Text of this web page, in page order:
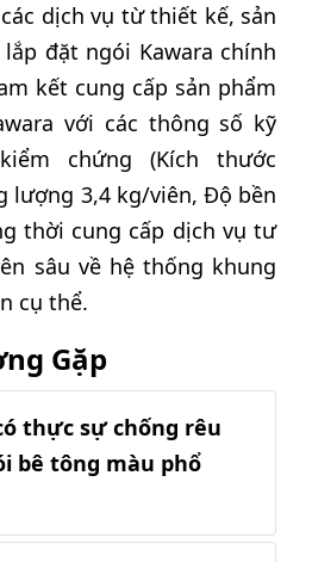
dịch vụ từ thiết kế, sản
đặt ngói Kawara chính
kết cung cấp sản phẩm
với các thông số kỹ
chứng (Kích thước
lượng 3,4 kg/viên, Độ bền
thời cung cấp dịch vụ tư
sâu về hệ thống khung
cụ thể.
Gặp
thực sự chống rêu
bê tông màu phổ